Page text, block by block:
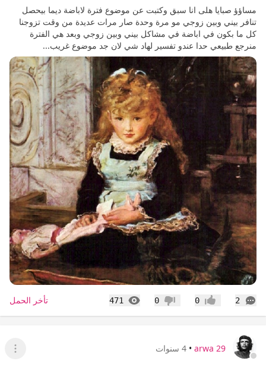
مساؤؤ صبايا هلى انا سبق وكتبت عن موضوع فترة لاباضة ديما بيحصل
تنافر بيني وبين زوجي مو مرة وحدة صار مرات عديدة من وقت تزوجنا
كل ما بكون في اباضة في مشاكل بيني وبين زوجي وبعد هي الفترة
منرجع طبيعي حدا عندو تفسير لهاد شي لان جد موضوع غريب...
2
التعليقات إعجاب0 عدم إعجاب
0
471
المشاهدات تأخر الحمل
arwa 29
• 4 سنوات
عرض